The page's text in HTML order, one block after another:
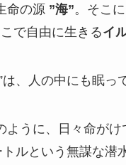
命の源”海”。そこ
で自由に生きるイ
は、人の中にも眠っ
うに、日々命がけ
ルという無謀な潜